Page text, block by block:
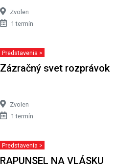
Zvolen
1 termín
Predstavenia >
Zázračný svet rozprávok
Zvolen
1 termín
Predstavenia >
RAPUNSEL NA VLÁSKU